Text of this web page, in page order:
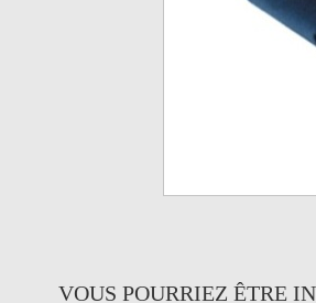
VOUS POURRIEZ ÊTRE